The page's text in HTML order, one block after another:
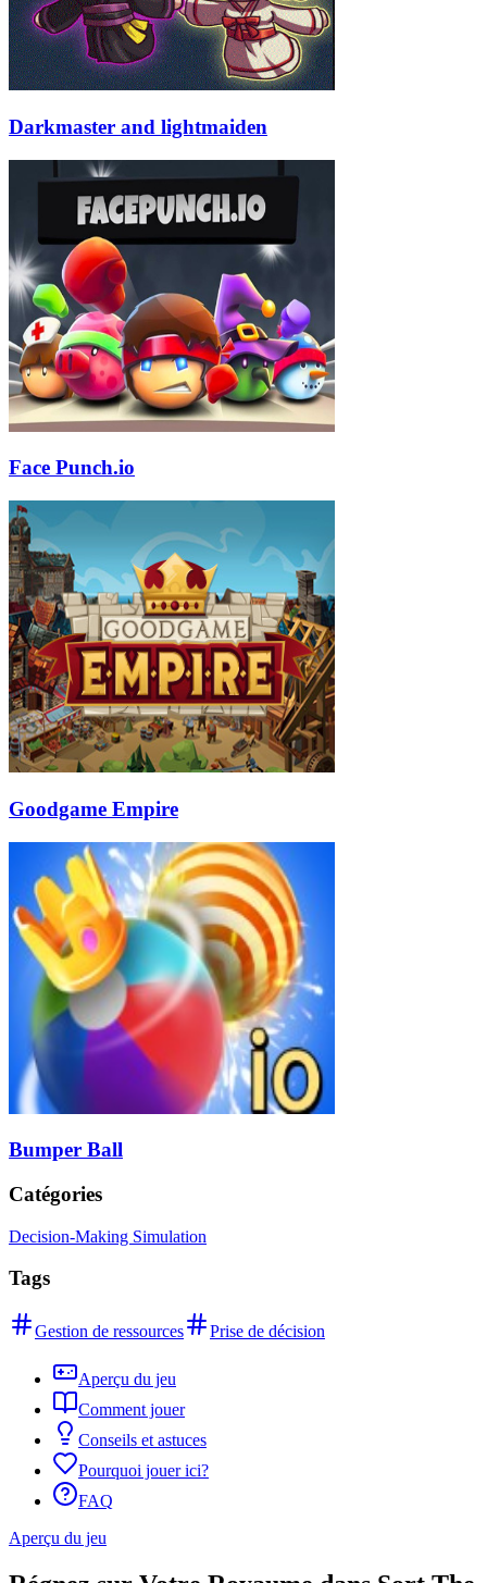
Darkmaster and lightmaiden
Face Punch.io
Goodgame Empire
Bumper Ball
Catégories
Decision-Making Simulation
Tags
Gestion de ressources Prise de décision
Aperçu du jeu
Comment jouer
Conseils et astuces
Pourquoi jouer ici?
FAQ
Aperçu du jeu